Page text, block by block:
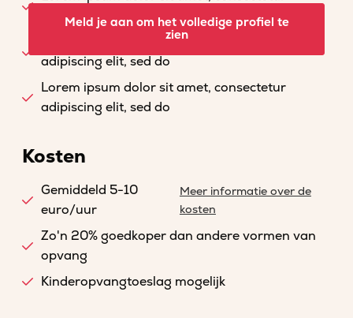
adipiscing elit, sed do
Lorem ipsum dolor sit amet, consectetur
adipiscing elit, sed do
Lorem ipsum dolor sit amet, consectetur
adipiscing elit, sed do
Meld je aan om het volledige profiel te
zien
Kosten
Gemiddeld 5-10
euro/uur
Meer informatie over de
kosten
Zo'n 20% goedkoper dan andere vormen van
opvang
Kinderopvangtoeslag mogelijk